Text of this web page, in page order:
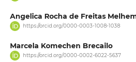
Angelica Rocha de Freitas
https://orcid.org/0000-0003-1008-1038
Marcela Komechen Brecailo
https://orcid.org/0000-0002-6022-5637